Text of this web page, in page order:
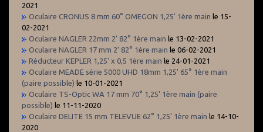
2021
Oculaire CRONUS 8 mm 60° OMEGON 1,25' 1ère main le 15-
02-2021
Oculaire NAGLER 22mm 2' 82° 1ère main le 13-02-2021
Oculaire NAGLER 17 mm 2' 82° 1ére main le 06-02-2021
Réducteur KEPLER 1,25' x 0,5 1ère main le 24-01-2021
Oculaire MEADE série 5000 UHD 18mm 1,25' 65° 1ère main
(paire possible) le 10-01-2021
Oculaire TS-Optic WA 17 mm 70° 1,25' 1ère main (paire
possible) le 11-11-2020
Oculaire DELITE 15 mm TELEVUE 62° 1,25' 1ère main le 14-10-
2020